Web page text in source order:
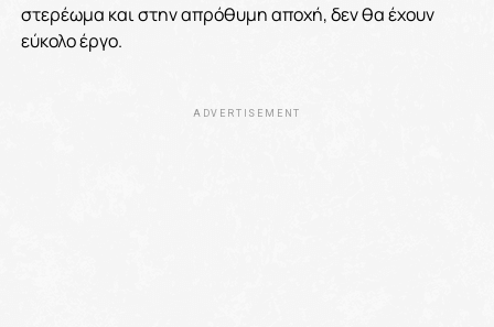
στερέωμα και στην απρόθυμη αποχή, δεν θα έχουν
εύκολο έργο.
ADVERTISEMENT